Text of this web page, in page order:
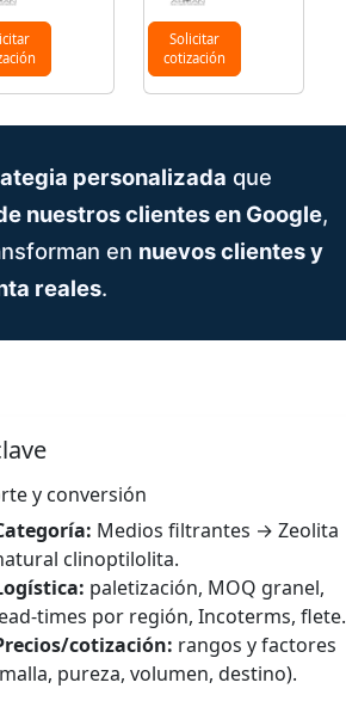
Solicitar
cotización
personalizada que
nuestros clientes en Google,
en nuevos clientes y
reales.
y conversión
Medios filtrantes → Zeolita
clinoptilolita.
paletización, MOQ granel,
times por región, Incoterms, flete.
cotización: rangos y factores
pureza, volumen, destino).